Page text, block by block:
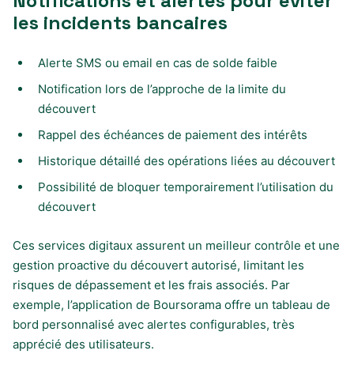
les incidents bancaires
Alerte SMS ou email en cas de solde faible
Notification lors de l’approche de la limite du
découvert
Rappel des échéances de paiement des intérêts
Historique détaillé des opérations liées au découvert
Possibilité de bloquer temporairement l’utilisation du
découvert
Ces services digitaux assurent un meilleur contrôle et une
gestion proactive du découvert autorisé, limitant les
risques de dépassement et les frais associés. Par
exemple, l’application de Boursorama offre un tableau de
bord personnalisé avec alertes configurables, très
apprécié des utilisateurs.